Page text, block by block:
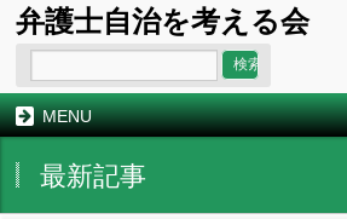
弁護士自治を考える会
MENU
最新記事